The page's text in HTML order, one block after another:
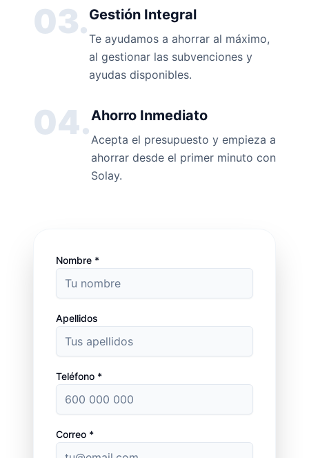
03.Gestión Integral
Te ayudamos a ahorrar al máximo,
al gestionar las subvenciones y
ayudas disponibles.
04.Ahorro Inmediato
Acepta el presupuesto y empieza a
ahorrar desde el primer minuto con
Solay.
Nombre *
Apellidos
Teléfono *
Correo *